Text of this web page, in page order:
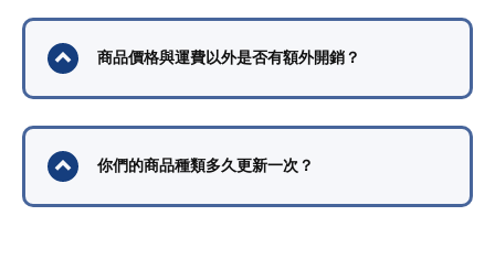
商品價格與運費以外是否有額外開銷？
你們的商品種類多久更新一次？